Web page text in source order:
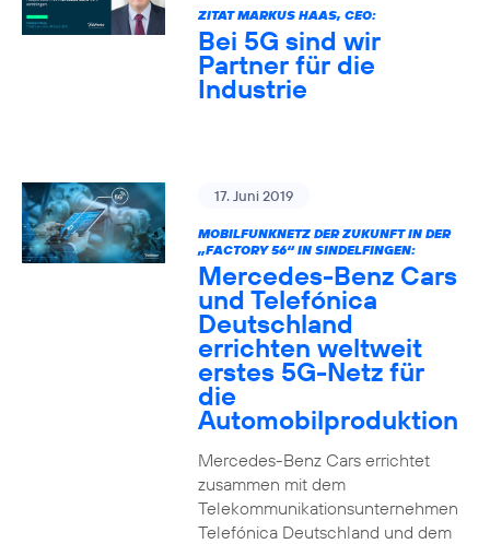
ZITAT MARKUS HAAS, CEO:
Bei 5G sind wir
Partner für die
Industrie
17. Juni 2019
MOBILFUNKNETZ DER ZUKUNFT IN DER
„FACTORY 56“ IN SINDELFINGEN:
Mercedes-Benz Cars
und Telefónica
Deutschland
errichten weltweit
erstes 5G-Netz für
die
Automobilproduktion
Mercedes-Benz Cars errichtet
zusammen mit dem
Telekommunikationsunternehmen
Telefónica Deutschland und dem